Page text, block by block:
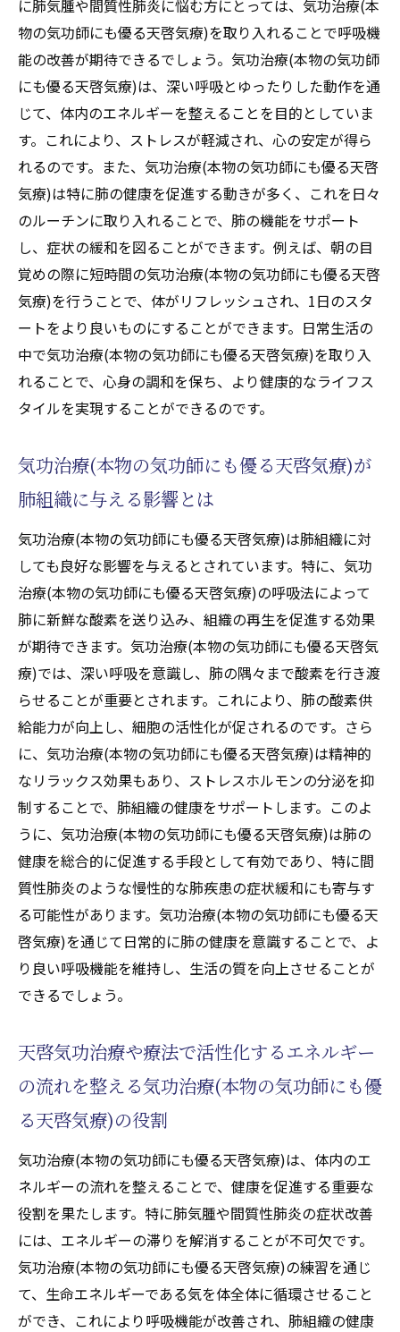
自然治癒を促進する気功治療(本物の気功師
にも優る天啓気療)の実践法
日々の生活で気功治療(本物の気功師にも優
る天啓気療)を役立てる方法
気功治療(本物の気功師にも優る天啓気療)に
よるストレス緩和とその効果
天啓気功治療や療法で活性化するエネルギ
ー循環を改善する気功治療(本物の気功師に
も優る天啓気療)の技法
気功治療(本物の気功師にも優る天啓気療)で息
苦しさを和らげる実践法
息苦しさを緩和する気功治療(本物の気功師
にも優る天啓気療)の動きと呼吸法
気功治療(本物の気功師にも優る天啓気療)が
ストレスを軽減する気功治療(本物の気功師
にも優る天啓気療)の呼吸テクニック
も優る天啓気療)のシンプルな方法
気功治療(本物の気功師にも優る天啓気療)に
よって得られる精神的安定とは
気功治療(本物の気功師にも優る天啓気療)を
用いた呼吸法の習慣化とその利点
天啓気功治療や療法で活性化するクンダリニー
天啓気功治療や療法で活性化するクンダリ
ニー覚醒によるエネルギーの変化
天啓気功治療や療法でのチャクラ活性化が
肺に及ぼす意外な効果
天啓気功治療や療法で活性化するクンダリ
ニーとチャクラの調和で健康を維持
肺の健康を向上させるための天啓気功治療
や療法で活性化するエネルギー管理
天啓気功治療や療法で活性化するクンダリ
ニーとチャクラの実践事例
ーの高まりが肺機能に与える利点
気功治療(本物の気功師にも優る天啓気療)で肺
の健康を守るためのステップバイステップガイ
気功治療(本物の気功師にも優る天啓気療)実
践前に知っておきたい基本知識
気功治療(本物の気功師にも優る天啓気療)を
用いた肺健康維持プログラム
ステップバイステップで学ぶ気功治療(本物
の気功師にも優る天啓気療)テクニック
に肺気腫や間質性肺炎に悩む方にとっては、気功治療(本
物の気功師にも優る天啓気療)を取り入れることで呼吸機
能の改善が期待できるでしょう。気功治療(本物の気功師
にも優る天啓気療)は、深い呼吸とゆったりした動作を通
じて、体内のエネルギーを整えることを目的としていま
す。これにより、ストレスが軽減され、心の安定が得ら
れるのです。また、気功治療(本物の気功師にも優る天啓
気療)は特に肺の健康を促進する動きが多く、これを日々
のルーチンに取り入れることで、肺の機能をサポート
し、症状の緩和を図ることができます。例えば、朝の目
覚めの際に短時間の気功治療(本物の気功師にも優る天啓
気療)を行うことで、体がリフレッシュされ、1日のスタ
ートをより良いものにすることができます。日常生活の
中で気功治療(本物の気功師にも優る天啓気療)を取り入
れることで、心身の調和を保ち、より健康的なライフス
タイルを実現することができるのです。
気功治療(本物の気功師にも優る天啓気療)が
肺組織に与える影響とは
気功治療(本物の気功師にも優る天啓気療)は肺組織に対
しても良好な影響を与えるとされています。特に、気功
治療(本物の気功師にも優る天啓気療)の呼吸法によって
肺に新鮮な酸素を送り込み、組織の再生を促進する効果
が期待できます。気功治療(本物の気功師にも優る天啓気
療)では、深い呼吸を意識し、肺の隅々まで酸素を行き渡
らせることが重要とされます。これにより、肺の酸素供
給能力が向上し、細胞の活性化が促されるのです。さら
に、気功治療(本物の気功師にも優る天啓気療)は精神的
なリラックス効果もあり、ストレスホルモンの分泌を抑
制することで、肺組織の健康をサポートします。このよ
うに、気功治療(本物の気功師にも優る天啓気療)は肺の
健康を総合的に促進する手段として有効であり、特に間
質性肺炎のような慢性的な肺疾患の症状緩和にも寄与す
る可能性があります。気功治療(本物の気功師にも優る天
啓気療)を通じて日常的に肺の健康を意識することで、よ
り良い呼吸機能を維持し、生活の質を向上させることが
できるでしょう。
天啓気功治療や療法で活性化するエネルギー
の流れを整える気功治療(本物の気功師にも優
る天啓気療)の役割
気功治療(本物の気功師にも優る天啓気療)は、体内のエ
ネルギーの流れを整えることで、健康を促進する重要な
役割を果たします。特に肺気腫や間質性肺炎の症状改善
には、エネルギーの滞りを解消することが不可欠です。
気功治療(本物の気功師にも優る天啓気療)の練習を通じ
て、生命エネルギーである気を体全体に循環させること
ができ、これにより呼吸機能が改善され、肺組織の健康